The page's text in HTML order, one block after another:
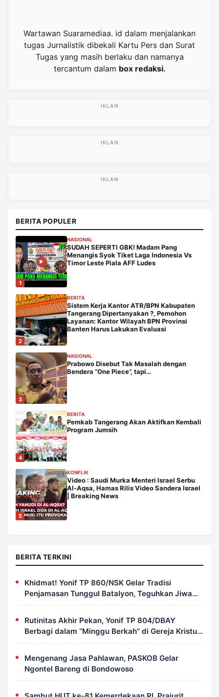
Wartawan Suaramediaa. id dalam menjalankan
tugas Jurnalistik dibekali Kartu Pers dan Surat
Tugas yang masih berlaku dan namanya
tercantum dalam box redaksi.
BERITA POPULER
1
NASIONAL
SUDAH SEPERTI GBK! Madam Pang
Menangis Syok Tiket Laga Indonesia Vs
Timor Leste Piala AFF Ludes
2
BERITA
Sistem Kerja Kantor ATR/BPN Kabupaten
Tangerang Dipertanyakan ?, Pemohon
Layanan: Kantor Wilayah BPN Provinsi
Banten Harus Lakukan Evaluasi
3
NASIONAL
Prabowo Disebut Tak Masalah dengan
Bendera “One Piece”, tapi…
4
BERITA
Pemkab Tangerang Akan Aktifkan Kembali
Program Jumsih
5
KONFLIK
Video : Saudi Murka Menteri Israel Serbu
Al-Aqsa, Hamas Rilis Video Sandera Israel
| Breaking News
BERITA TERKINI
Khidmat! Yonif TP 860/NSK Gelar Tradisi
Penjamasan Tunggul Batalyon, Teguhkan Jiwa
Korsa Prajurit
Rutinitas Akhir Pekan, Yonif TP 804/DBAY
Berbagi dalam “Minggu Berkah” di Gereja Kristus
Ajaib Kimi
Mengenang Jasa Pahlawan, PASKOB Gelar
Ngontel Bareng di Bondowoso